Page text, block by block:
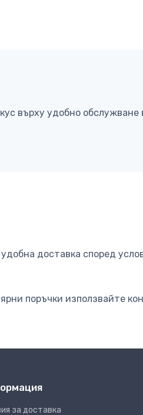
върху удобно
доставка според
поръчки използвайте
за доставка